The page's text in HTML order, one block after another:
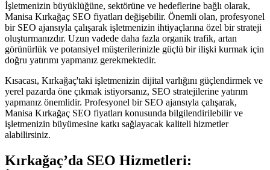
İşletmenizin büyüklüğüne, sektörüne ve hedeflerine bağlı olarak,
Manisa Kırkağaç SEO fiyatları değişebilir. Önemli olan, profesyonel
bir SEO ajansıyla çalışarak işletmenizin ihtiyaçlarına özel bir strateji
oluşturmanızdır. Uzun vadede daha fazla organik trafik, artan
görünürlük ve potansiyel müşterilerinizle güçlü bir ilişki kurmak için
doğru yatırımı yapmanız gerekmektedir.
Kısacası, Kırkağaç'taki işletmenizin dijital varlığını güçlendirmek ve
yerel pazarda öne çıkmak istiyorsanız, SEO stratejilerine yatırım
yapmanız önemlidir. Profesyonel bir SEO ajansıyla çalışarak,
Manisa Kırkağaç SEO fiyatları konusunda bilgilendirilebilir ve
işletmenizin büyümesine katkı sağlayacak kaliteli hizmetler
alabilirsiniz.
Kırkağaç’da SEO Hizmetleri: